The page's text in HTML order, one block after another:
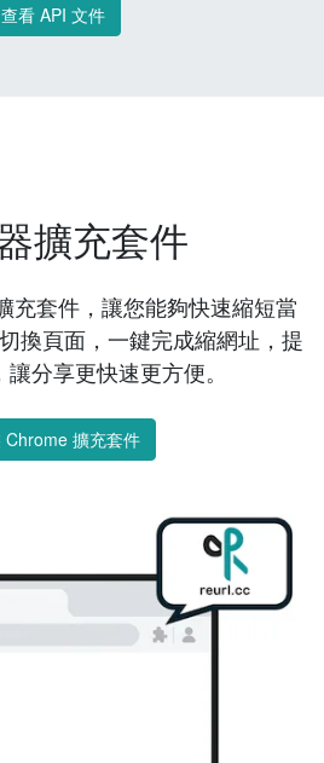
查看 API 文件
擴充套件
充套件，讓您能夠快速縮短當
換頁面，一鍵完成縮網址，提
分享更快速更方便。
Chrome 擴充套件